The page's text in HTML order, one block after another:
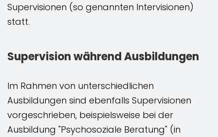
Supervisionen (so genannten Intervisionen)
statt.
Supervision während Ausbildungen
Im Rahmen von unterschiedlichen
Ausbildungen sind ebenfalls Supervisionen
vorgeschrieben, beispielsweise bei der
Ausbildung "Psychosoziale Beratung" (in